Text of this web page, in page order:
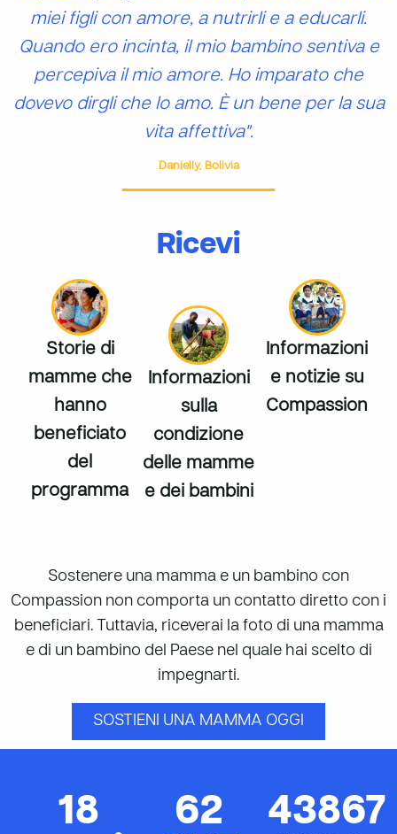
miei figli con amore, a nutrirli e a educarli.
Quando ero incinta, il mio bambino sentiva e
percepiva il mio amore. Ho imparato che
dovevo dirgli che lo amo. È un bene per la sua
vita affettiva".
Danielly, Bolivia
Ricevi
Storie di
mamme che
hanno
beneficiato
del
programma
Informazioni
sulla
condizione
delle mamme
e dei bambini
Informazioni
e notizie su
Compassion
Sostenere una mamma e un bambino con
Compassion non comporta un contatto diretto con i
beneficiari. Tuttavia, riceverai la foto di una mamma
e di un bambino del Paese nel quale hai scelto di
impegnarti.
SOSTIENI UNA MAMMA OGGI
18
62
43867